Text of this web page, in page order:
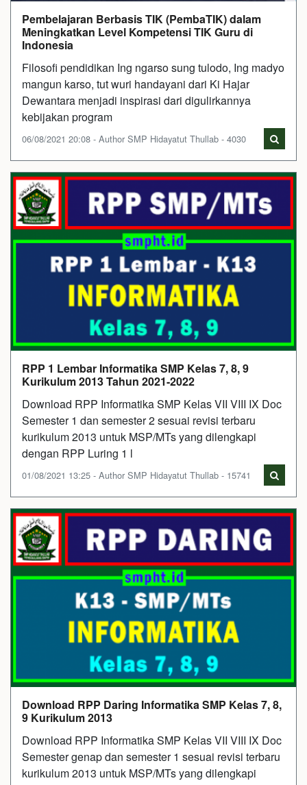
Pembelajaran Berbasis TIK (PembaTIK) dalam
Meningkatkan Level Kompetensi TIK Guru di
Indonesia
Filosofi pendidikan Ing ngarso sung tulodo, Ing madyo
mangun karso, tut wuri handayani dari Ki Hajar
Dewantara menjadi inspirasi dari digulirkannya
kebijakan program
06/08/2021 20:08 - Author SMP Hidayatut Thullab - 4030
RPP 1 Lembar Informatika SMP Kelas 7, 8, 9
Kurikulum 2013 Tahun 2021-2022
Download RPP Informatika SMP Kelas VII VIII IX Doc
Semester 1 dan semester 2 sesuai revisi terbaru
kurikulum 2013 untuk MSP/MTs yang dilengkapi
dengan RPP Luring 1 l
01/08/2021 13:25 - Author SMP Hidayatut Thullab - 15741
Download RPP Daring Informatika SMP Kelas 7, 8,
9 Kurikulum 2013
Download RPP Informatika SMP Kelas VII VIII IX Doc
Semester genap dan semester 1 sesuai revisi terbaru
kurikulum 2013 untuk MSP/MTs yang dilengkapi